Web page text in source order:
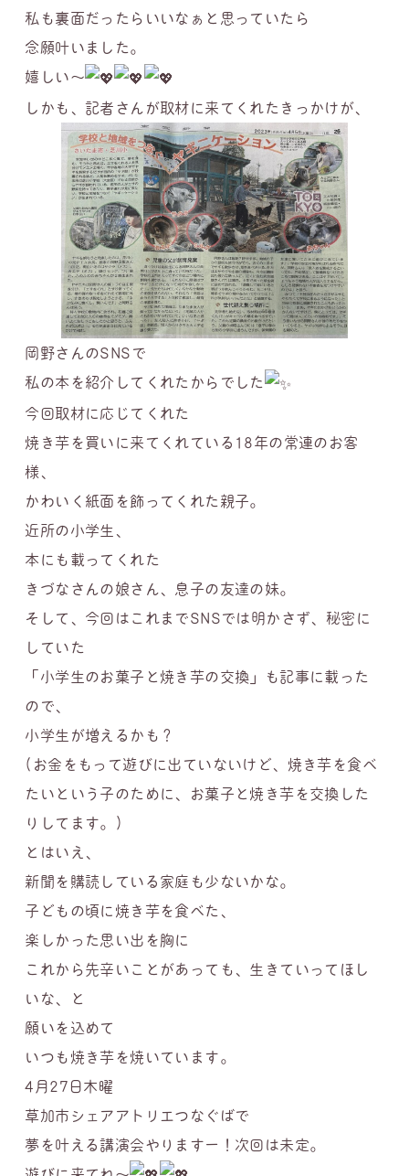
私も裏面だったらいいなぁと思っていたら
念願叶いました。
嬉しい〜
しかも、記者さんが取材に来てくれたきっかけが、
岡野さんのSNSで
私の本を紹介してくれたからでした
今回取材に応じてくれた
焼き芋を買いに来てくれている18年の常連のお客
様、
かわいく紙面を飾ってくれた親子。
近所の小学生、
本にも載ってくれた
きづなさんの娘さん、息子の友達の妹。
そして、今回はこれまでSNSでは明かさず、秘密に
していた
「小学生のお菓子と焼き芋の交換」も記事に載った
ので、
小学生が増えるかも？
(お金をもって遊びに出ていないけど、焼き芋を食べ
たいという子のために、お菓子と焼き芋を交換した
りしてます。)
とはいえ、
新聞を購読している家庭も少ないかな。
子どもの頃に焼き芋を食べた、
楽しかった思い出を胸に
これから先辛いことがあっても、生きていってほし
いな、と
願いを込めて
いつも焼き芋を焼いています。
4月27日木曜
草加市シェアアトリエつなぐばで
夢を叶える講演会やりますー！次回は未定。